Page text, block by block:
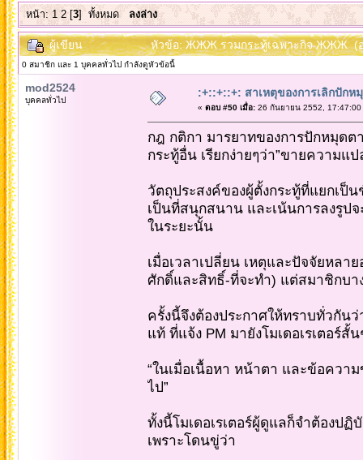
หน้า:1 2[3] ทั้งหมด ลงล่าง
ผู้เขียน หัวข้อ: ЖЖЖ รวมกระทู้เฉพาะกิจ ЖЖЖ (อ่
0 สมาชิก และ 1 บุคคลทั่วไป กำลังดูหัวข้อนี้
mod2524
บุคคลทั่วไป
:+::+::+: สาเหตุของการเลิกปักห
« ตอบ #50 เมื่อ:26 กันยายน 2552, 17:47:00
กฎ กติกา มารยาทของการปักหมุด
กระทู้อื่น เรียกง่ายๆว่า”ขายความแ
วัตถุประสงค์ของผู้ตั้งกระทู้ที่แยกเป็
เป็นที่สนุกสนาน และเน้นการลงรูป
ในระยะนั้น
เมื่อเวลาเปลี่ยน เหตุและปัจจัยหลา
ศักดิ์และสิทธิ์-ที่จะทำ) แต่สมาชิกบา
ครั้งนี้จึงต้องประกาศให้ทราบทั่วกัน
แท้ ที่แจ้ง PM มายังโมเดอเรเตอร์สั้น
“ในเมื่อเนื้อหา หน้าตา และข้อควา
ไป”
ทั้งนี้โมเดอเรเตอร์ผู้ดูแลก็จำต้องป
เพราะโดนขู่ว่า